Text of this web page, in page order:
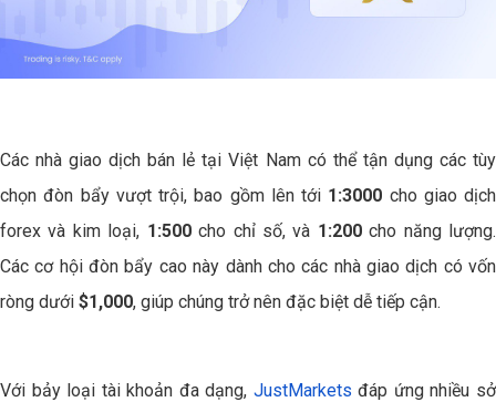
Các nhà giao dịch bán lẻ tại Việt Nam có thể tận dụng các tùy
chọn đòn bẩy vượt trội, bao gồm lên tới 1:3000 cho giao dịch
forex và kim loại, 1:500cho chỉ số, và 1:200cho năng lượng.
Các cơ hội đòn bẩy cao này dành cho các nhà giao dịch có vốn
ròng dưới $1,000, giúp chúng trở nên đặc biệt dễ tiếp cận.
Với bảy loại tài khoản đa dạng, JustMarkets đáp ứng nhiều sở